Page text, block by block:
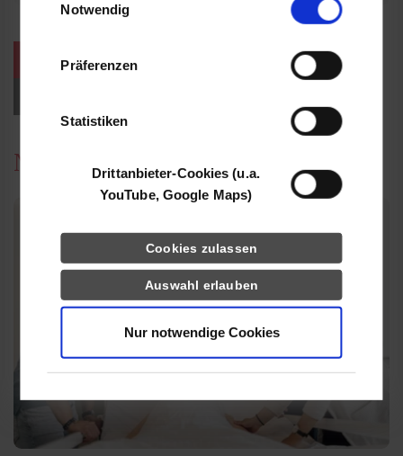
YouTube, Google Maps) führen diese
Daten zusammen, die Sie ihnen bereitgestellt
haben oder die sie im Rahmen Ihrer Nutzung
Notwendig
Präferenzen
Statistiken
Drittanbieter-Cookies (u.a.
YouTube, Google Maps)
Cookies zulassen
Auswahl erlauben
Nur notwendige Cookies
weitere Veranstaltungen / Termine
News